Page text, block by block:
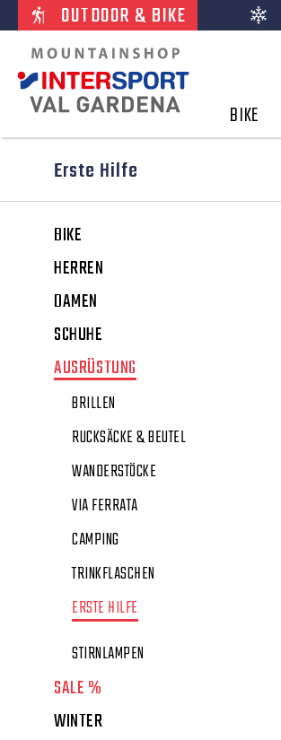
OUTDOOR & BIKE
BIKE
Erste Hilfe
BIKE
HERREN
DAMEN
SCHUHE
AUSRÜSTUNG
BRILLEN
RUCKSÄCKE & BEUTEL
WANDERSTÖCKE
VIA FERRATA
CAMPING
TRINKFLASCHEN
ERSTE HILFE
STIRNLAMPEN
SALE %
WINTER